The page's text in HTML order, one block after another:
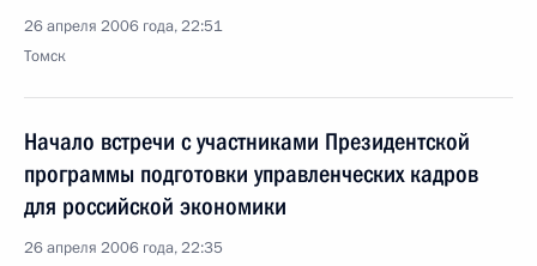
26 апреля 2006 года, 22:51
Томск
Начало встречи с участниками Президентской
программы подготовки управленческих кадров
для российской экономики
26 апреля 2006 года, 22:35